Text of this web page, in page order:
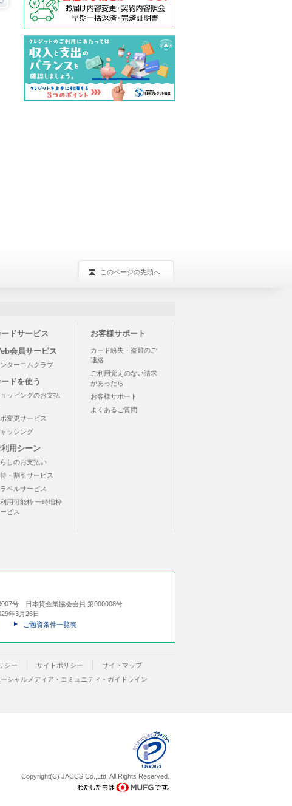
このページの先頭へ
ードサービス
会員サービス
ターコムクラブ
ードを使う
ッピングのお支払
変更サービス
ッシング
利用シーン
しのお支払い
・割引サービス
ラベルサービス
利用可能枠 一時増枠
ビス
お客様サポート
カード紛失・盗難のご
連絡
ご利用覚えのない請求
があったら
お客様サポート
よくあるご質問
号
日本貸金業協会会員 第000008号
年3月26日
ご融資条件一覧表
シー サイトポリシー
サイトマップ
ーシャルメディア・コミュニティ・ガイドライン
Copyright(C) JACCS Co.,Ltd. All Rights Reserved.